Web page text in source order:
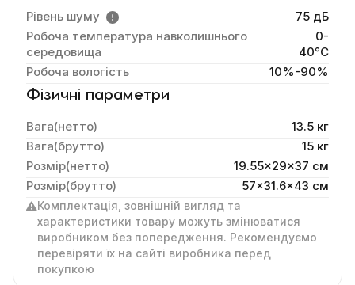
Рівень шуму
75 дБ
Робоча температура навколишнього
середовища
0-
40°C
Робоча вологість
10%-90%
Фізичні параметри
Вага(нетто)
13.5 кг
Вага(брутто)
15 кг
Розмір(нетто)
19.55x29x37 cм
Розмір(брутто)
57x31.6x43 см
Комплектація, зовнішній вигляд та
характеристики товару можуть змінюватися
виробником без попередження. Рекомендуємо
перевіряти їх на сайті виробника перед
покупкою